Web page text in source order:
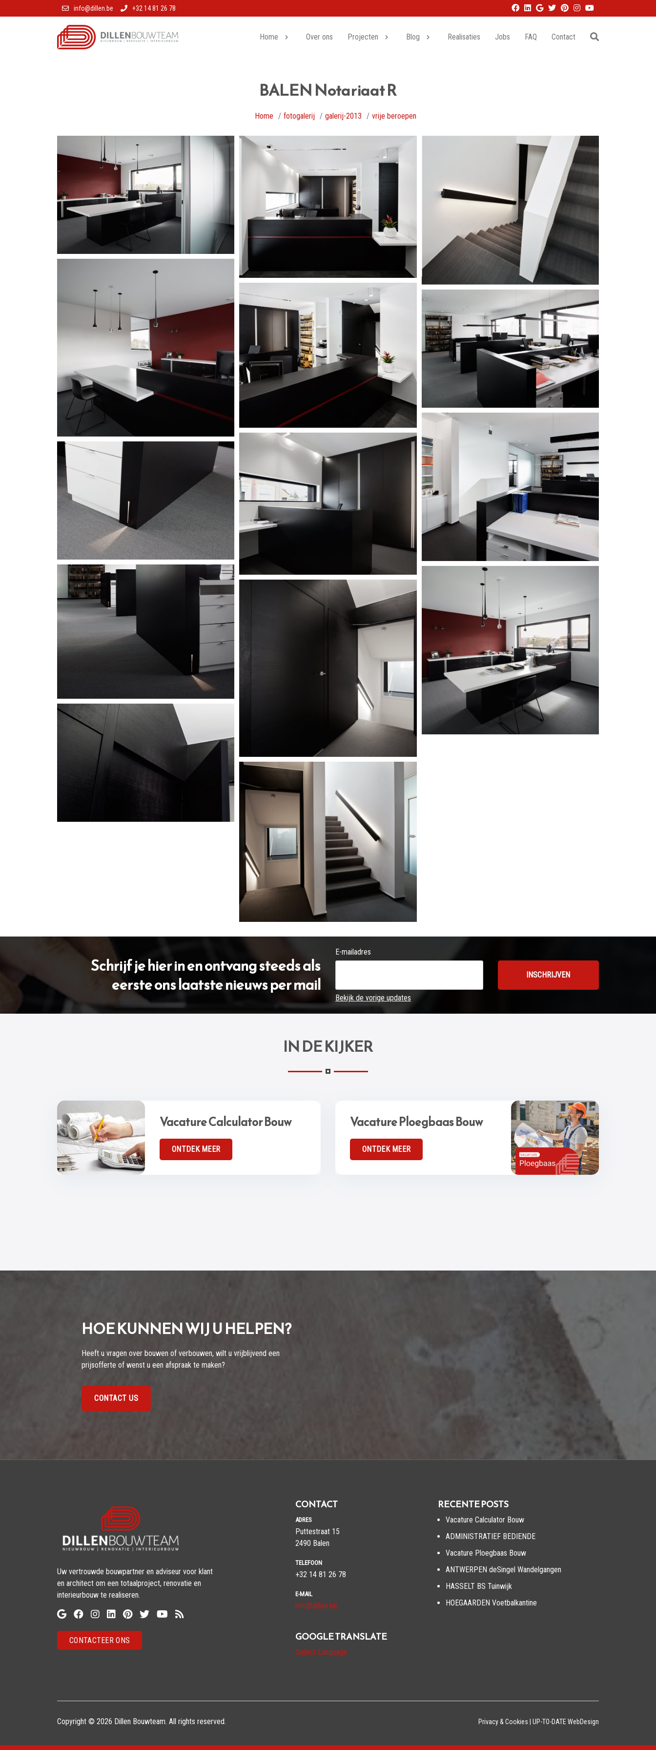
info@dillen.be +32 14 81 26 78
Home Over ons Projecten Blog Realisaties Jobs FAQ Contact
BALEN Notariaat R
Home fotogalerij galerij-2013 vrije beroepen
Schrijf je hier in en ontvang steeds als
eerste ons laatste nieuws per mail
E-mailadres
Bekijk de vorige updates
IN DE KIJKER
Vacature Calculator Bouw
ONTDEK MEER
Vacature Ploegbaas Bouw
ONTDEK MEER
HOE KUNNEN WIJ U HELPEN?
Heeft u vragen over bouwen of verbouwen, wilt u vrijblijvend een
prijsofferte of wenst u een afspraak te maken?
CONTACT US
Uw vertrouwde bouwpartner en adviseur voor klant
en architect om een totaalproject, renovatie en
interieurbouw te realiseren.
CONTACTEER ONS
CONTACT
ADRES
Puttestraat 15
​​​​​​​2490 Balen
TELEFOON
+32 14 81 26 78
E-MAIL
info@dillen.be
GOOGLE TRANSLATE
Select Language
RECENTE POSTS
Vacature Calculator Bouw
ADMINISTRATIEF BEDIENDE
Vacature Ploegbaas Bouw
ANTWERPEN deSingel Wandelgangen
HASSELT BS Tuinwijk
HOEGAARDEN Voetbalkantine
Copyright © 2026 Dillen Bouwteam. All rights reserved. Privacy & Cookies | UP-TO-DATE WebDesign